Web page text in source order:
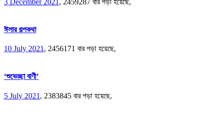
ঈলার গল্পকথা
10 July 2021 , 2456171 বার পড়া হয়েছে,
‘শুভেচ্ছা বাণী’
5 July 2021 , 2383845 বার পড়া হয়েছে,